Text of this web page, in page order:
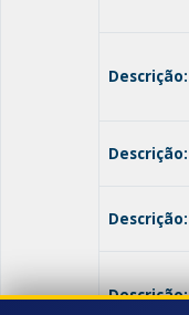
Descrição:
Descrição:
Descrição:
Descrição: